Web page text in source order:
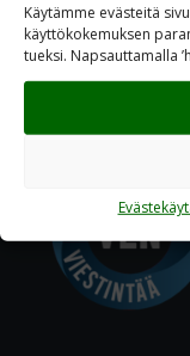
Käytämme evästeitä
käyttökokemuksen
tueksi. Napsauttamalla